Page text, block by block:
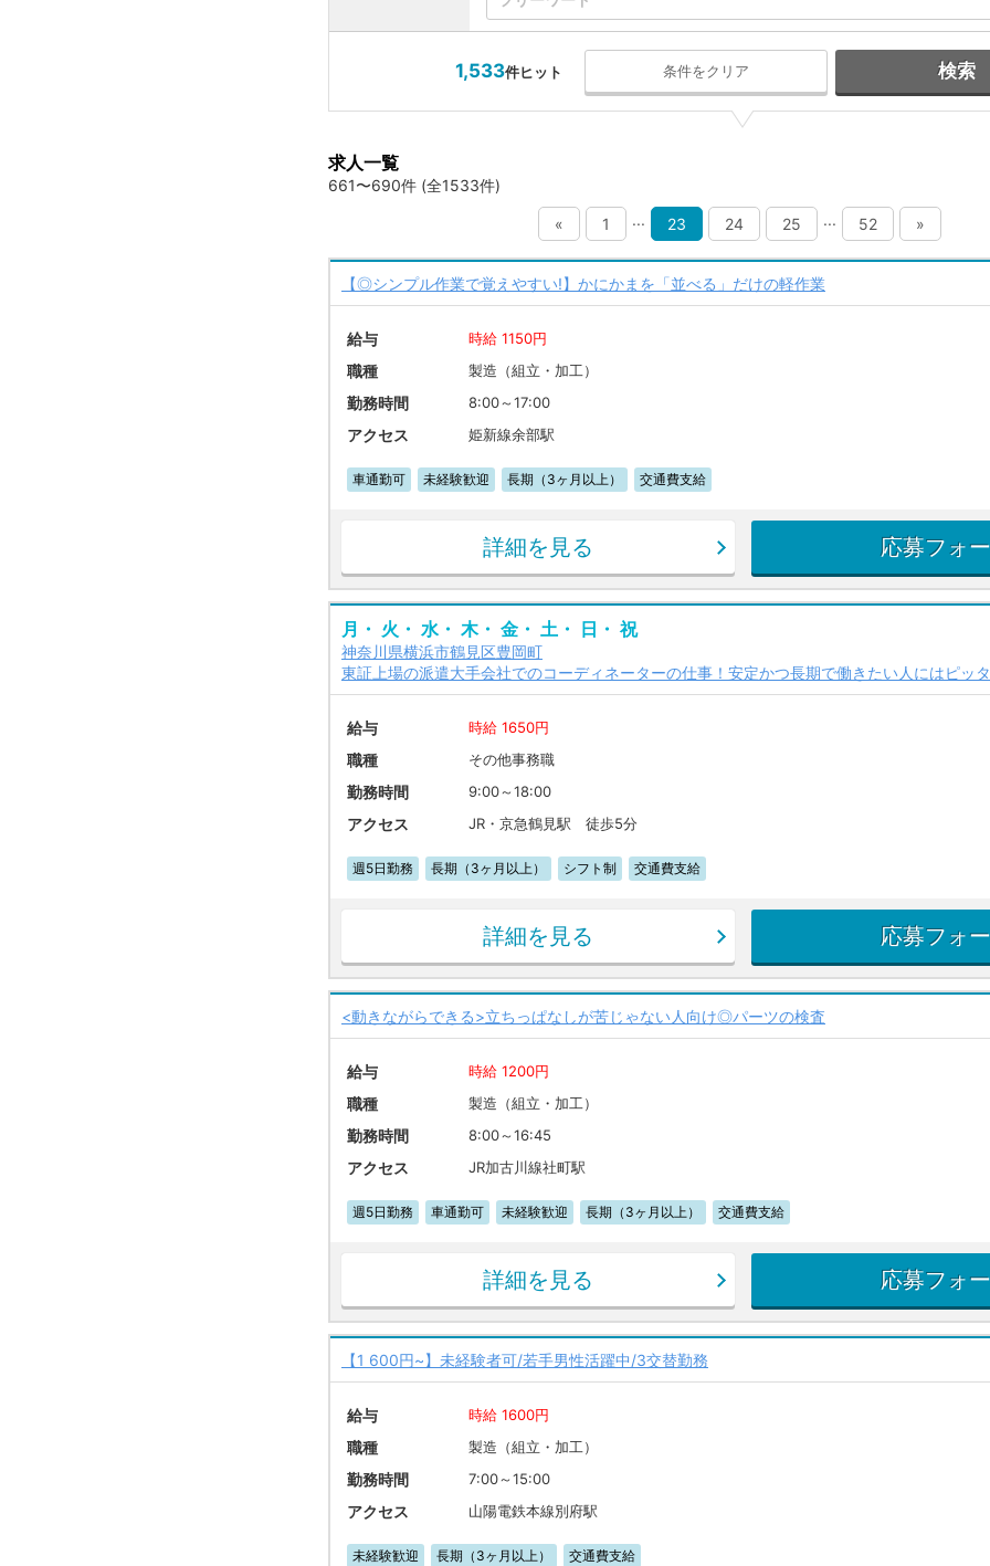
1,533件ヒット 条件をクリア 検索
求人一覧
661〜690件 (全1533件)
« 1 ... 23 24 25 ... 52 »
【◎シンプル作業で覚えやすい!】かにかまを「並べる」だけの軽作業
給与 時給 1150円
職種 製造（組立・加工）
勤務時間 8:00～17:00
アクセス 姫新線余部駅
車通勤可 未経験歓迎 長期（3ヶ月以上） 交通費支給
詳細を見る 応募フォ
月・ 火・ 水・ 木・ 金・ 土・ 日・ 祝
神奈川県横浜市鶴見区豊岡町
東証上場の派遣大手会社でのコーディネーターの仕事！安定かつ長期で働きたい人にはピッ
給与 時給 1650円
職種 その他事務職
勤務時間 9:00～18:00
アクセス JR・京急鶴見駅 徒歩5分
週5日勤務 長期（3ヶ月以上） シフト制 交通費支給
詳細を見る 応募フォ
<動きながらできる>立ちっぱなしが苦じゃない人向け◎パーツの検査
給与 時給 1200円
職種 製造（組立・加工）
勤務時間 8:00～16:45
アクセス JR加古川線社町駅
週5日勤務 車通勤可 未経験歓迎 長期（3ヶ月以上） 交通費支給
詳細を見る 応募フォ
【1 600円~】未経験者可/若手男性活躍中/3交替勤務
給与 時給 1600円
職種 製造（組立・加工）
勤務時間 7:00～15:00
アクセス 山陽電鉄本線別府駅
未経験歓迎 長期（3ヶ月以上） 交通費支給